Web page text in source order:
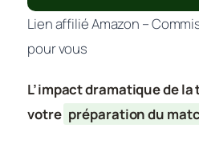
Lien affilié Amazon –
pour vous
L’impact dramatique de
votre préparation du